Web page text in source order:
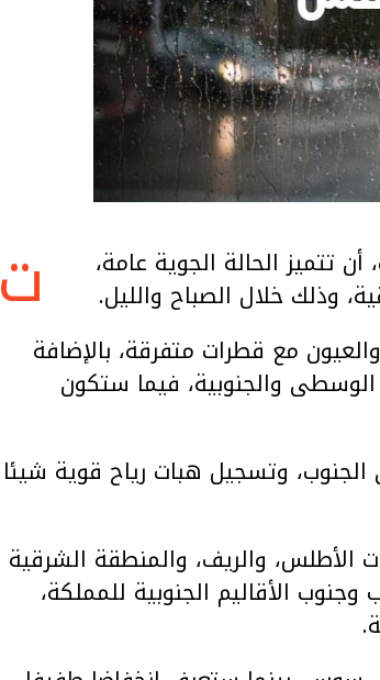
ت تتميز الحالة الجوية عامة،
وذلك خلال الصباح والليل.
مع قطرات متفرقة، بالإضافة
الوسطى والجنوبية، فيما ستكون
وتسجيل هبات رياح قوية شيئا
ما بين 00 و06 درجات بمرتفعات الأطلس، والريف، والمنطقة الشرقية
و15 درجة بمنطقة الغرب وجنوب الأقاليم الجنوبية للمملكة،